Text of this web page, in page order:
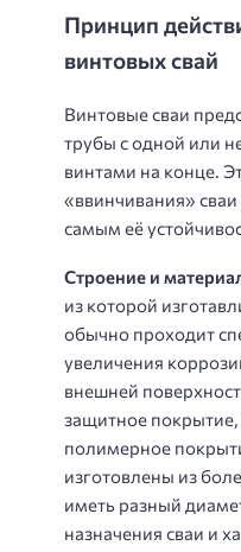
Принцип
винтовых свай
Винтовые сваи
трубы с одной или
винтами на конце.
«ввинчивания» сваи
самым её
Строение и
из которой
обычно проходит
увеличения
внешней
защитное
полимерное
изготовлены из
иметь разный
назначения сваи и